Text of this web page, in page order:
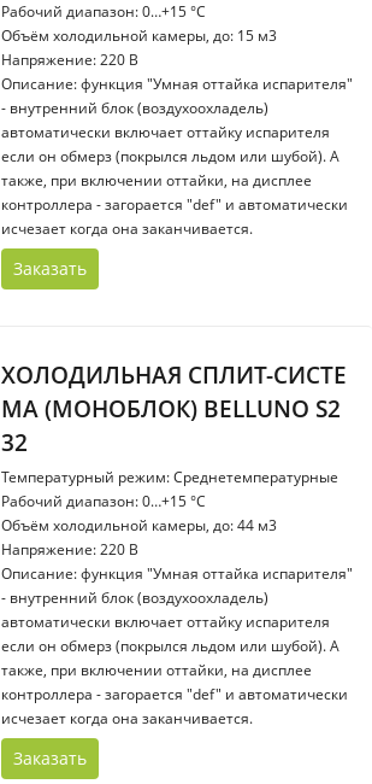
Рабочий диапазон: 0…+15 °С
Объём холодильной камеры, до: 15 м3
Напряжение: 220 В
Описание: функция "Умная оттайка испарителя"
- внутренний блок (воздухоохладель)
автоматически включает оттайку испарителя
если он обмерз (покрылся льдом или шубой). А
также, при включении оттайки, на дисплее
контроллера - загорается "def" и автоматически
исчезает когда она заканчивается.
Заказать
ХОЛОДИЛЬНАЯ СПЛИТ-СИСТЕ
МА (МОНОБЛОК) BELLUNO S2
32
Температурный режим: Среднетемпературные
Рабочий диапазон: 0…+15 °С
Объём холодильной камеры, до: 44 м3
Напряжение: 220 В
Описание: функция "Умная оттайка испарителя"
- внутренний блок (воздухоохладель)
автоматически включает оттайку испарителя
если он обмерз (покрылся льдом или шубой). А
также, при включении оттайки, на дисплее
контроллера - загорается "def" и автоматически
исчезает когда она заканчивается.
Заказать